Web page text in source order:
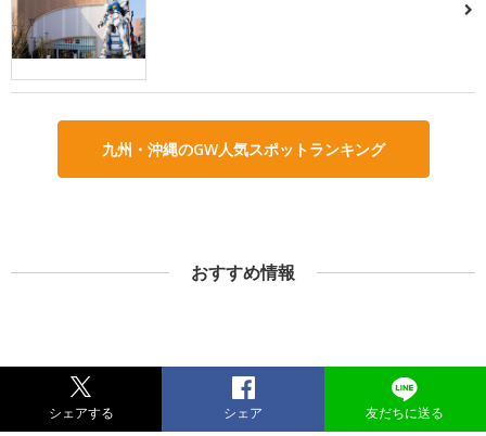
九州・沖縄のGW人気スポットランキング
おすすめ情報
シェアする シェア 友だちに送る